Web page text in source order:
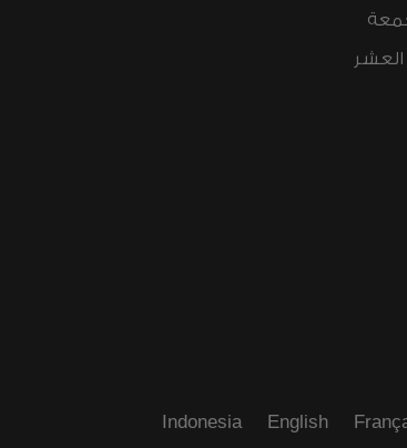
العشر
English
Indonesia